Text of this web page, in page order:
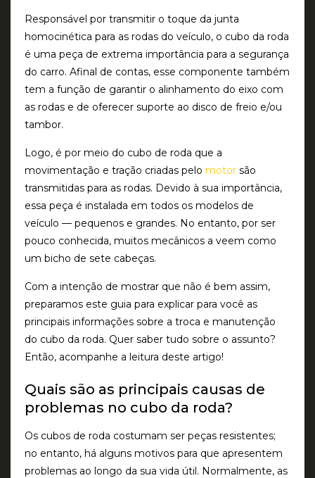
Responsável por transmitir o toque da junta
homocinética para as rodas do veículo, o cubo da roda
é uma peça de extrema importância para a segurança
do carro. Afinal de contas, esse componente também
tem a função de garantir o alinhamento do eixo com
as rodas e de oferecer suporte ao disco de freio e/ou
tambor.
Logo, é por meio do cubo de roda que a
movimentação e tração criadas pelo motor são
transmitidas para as rodas. Devido à sua importância,
essa peça é instalada em todos os modelos de
veículo — pequenos e grandes. No entanto, por ser
pouco conhecida, muitos mecânicos a veem como
um bicho de sete cabeças.
Com a intenção de mostrar que não é bem assim,
preparamos este guia para explicar para você as
principais informações sobre a troca e manutenção
do cubo da roda. Quer saber tudo sobre o assunto?
Então, acompanhe a leitura deste artigo!
Quais são as principais causas de
problemas no cubo da roda?
Os cubos de roda costumam ser peças resistentes;
no entanto, há alguns motivos para que apresentem
problemas ao longo da sua vida útil. Normalmente, as